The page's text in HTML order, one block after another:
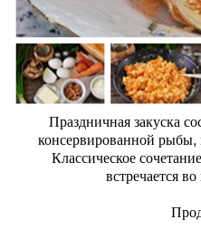
Праздничная закуска
консервированной рыбы,
Классическое
встречается